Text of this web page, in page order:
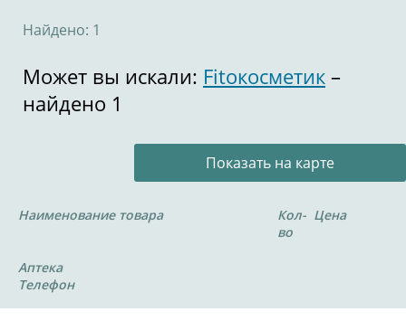
Найдено: 1
Может вы искали: Fitoкосметик –
найдено 1
Показать на карте
Наименование товара
Кол-
во
Цена
Аптека
Телефон